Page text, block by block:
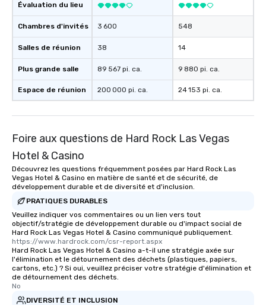
Évaluation du lieu
Chambres d'invités
Salles de réunion
Plus grande salle
Espace de réunion
3 600
38
89 567 pi. ca.
200 000 pi. ca.
548
14
9 880 pi. ca.
24 153 pi. ca.
Foire aux questions de Hard Rock Las Vegas
Hotel & Casino
Découvrez les questions fréquemment posées par Hard Rock Las
Vegas Hotel & Casino en matière de santé et de sécurité, de
développement durable et de diversité et d'inclusion.
PRATIQUES DURABLES
Veuillez indiquer vos commentaires ou un lien vers tout
objectif/stratégie de développement durable ou d'impact social de
Hard Rock Las Vegas Hotel & Casino communiqué publiquement.
https://www.hardrock.com/csr-report.aspx
Hard Rock Las Vegas Hotel & Casino a-t-il une stratégie axée sur
l'élimination et le détournement des déchets (plastiques, papiers,
cartons, etc.) ? Si oui, veuillez préciser votre stratégie d'élimination et
de détournement des déchets.
No
DIVERSITÉ ET INCLUSION